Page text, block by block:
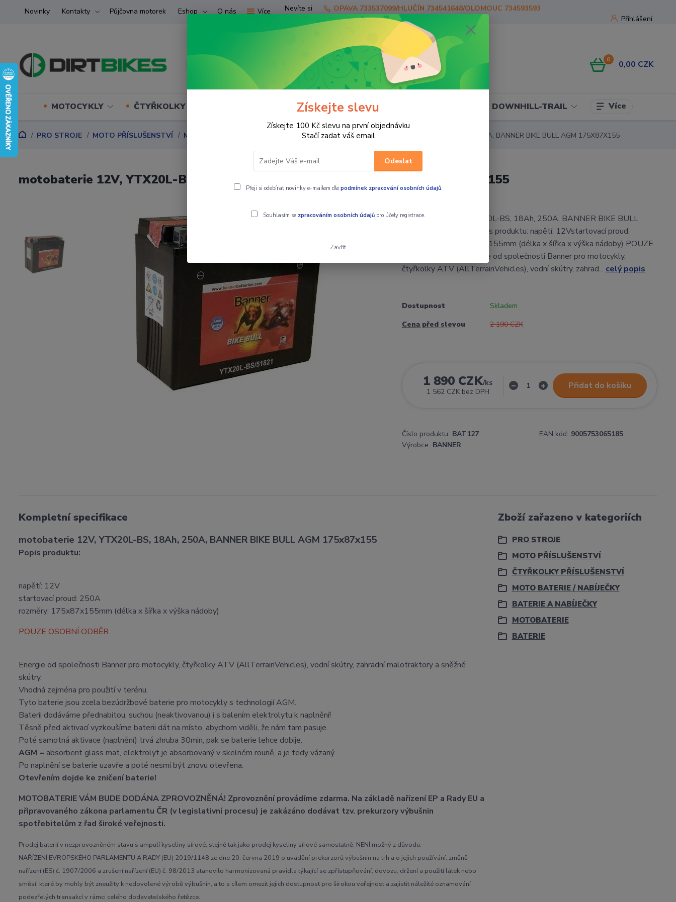
Novinky Kontakty Půjčovna motorek Eshop O nás Více
Přihlášení
Hledat
Nevíte si
rady?
Zavolejte.
OPAVA 733537099/HLUČÍN 734541648/OLOMOUC 734593593
0 0,00 CZK
MOTOCYKLY ČTYŘKOLKY (ATV) UTV SKÚTRY PRO JEZDCE DOWNHILL-TRAIL Více
PRO STROJE MOTO PŘÍSLUŠENSTVÍ MOTO BATERIE / NABÍJEČKY MOTOBATERIE motobaterie 12V, YTX20L-BS, 18AH, 250A, BANNER BIKE BULL AGM 175X87X155
motobaterie 12V, YTX20L-BS, 18AH, 250A, BANNER BIKE BULL AGM 175X87X155
motobaterie 12V, YTX20L-BS, 18Ah, 250A, BANNER BIKE BULL
AGM 175x87x155 Popis produktu: napětí: 12Vstartovací proud:
250Arozměry: 175x87x155mm (délka x šířka x výška nádoby) POUZE
OSOBNÍ ODBĚR Energie od společnosti Banner pro motocykly,
čtyřkolky ATV (AllTerrainVehicles), vodní skútry, zahrad... celý popis
Dostupnost
Skladem
Cena před slevou
2 190 CZK
1 890 CZK/ks
1 562 CZK bez DPH
Přidat do košíku
Číslo produktu: BAT127 EAN kód: 9005753065185
Výrobce: BANNER
Kompletní specifikace
motobaterie 12V, YTX20L-BS, 18Ah, 250A, BANNER BIKE BULL AGM 175x87x155
Popis produktu:
napětí: 12V
startovací proud: 250A
rozměry: 175x87x155mm (délka x šířka x výška nádoby)
POUZE OSOBNÍ ODBĚR
Energie od společnosti Banner pro motocykly, čtyřkolky ATV (AllTerrainVehicles), vodní skútry, zahradní malotraktory a sněžné
skútry.
Vhodná zejména pro použití v terénu.
Tyto baterie jsou zcela bezúdržbové baterie pro motocykly s technologií AGM.
Baterii dodáváme přednabitou, suchou (neaktivovanou) i s balením elektrolytu k naplnění!
Těsně před aktivací vyzkoušíme baterii dát na místo, abychom viděli, že nám tam pasuje.
Poté samotná aktivace (naplnění) trvá zhruba 30min, pak se baterie lehce dobije.
AGM = absorbent glass mat, elektrolyt je absorbovaný v skelném rouně, a je tedy vázaný.
Po naplnění se baterie uzavře a poté nesmí být znovu otevřena.
Otevřením dojde ke zničení baterie!
MOTOBATERIE VÁM BUDE DODÁNA ZPROVOZNĚNÁ! Zprovoznění provádíme zdarma. Na základě nařízení EP a Rady EU a
připravovaného zákona parlamentu ČR (v legislativní procesu) je zakázáno dodávat tzv. prekurzory výbušnin
spotřebitelům z řad široké veřejnosti.
Prodej baterií v nezprovozněném stavu s ampulí kyseliny sírové, stejně tak jako prodej kyseliny sírové samostatně, NENÍ možný z důvodu:
NAŘÍZENÍ EVROPSKÉHO PARLAMENTU A RADY (EU) 2019/1148 ze dne 20. června 2019 o uvádění prekurzorů výbušnin na trh a o jejich používání, změně
nařízení (ES) č. 1907/2006 a zrušení nařízení (EU) č. 98/2013 stanovilo harmonizovaná pravidla týkající se zpřístupňování, dovozu, držení a použití látek nebo
směsí, které by mohly být zneužity k nedovolené výrobě výbušnin, a to s cílem omezit jejich dostupnost pro širokou veřejnost a zajistit náležité oznamování
podezřelých transakcí v rámci celého dodavatelského řetězce.
Zboží zařazeno v kategoriích
PRO STROJE
MOTO PŘÍSLUŠENSTVÍ
ČTYŘKOLKY PŘÍSLUŠENSTVÍ
MOTO BATERIE / NABÍJEČKY
BATERIE A NABÍJEČKY
MOTOBATERIE
BATERIE
Získejte slevu
Získejte 100 Kč slevu na první objednávku
Stačí zadat váš email
Odeslat
Přeji si odebírat novinky e-mailem dle podmínek zpracování osobních údajů.
Souhlasím se zpracováním osobních údajůpro účely registrace.
Zavřít